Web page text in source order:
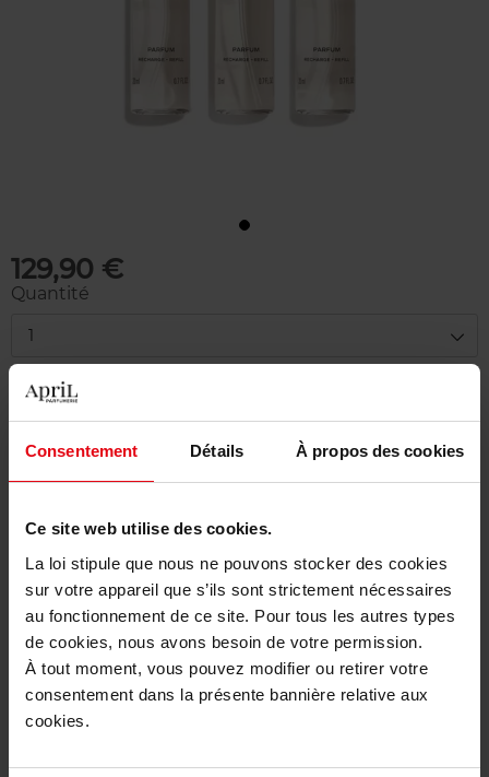
Consentement Détails À propos des cookies
Ce site web utilise des cookies.
La loi stipule que nous ne pouvons stocker des cookies
sur votre appareil que s’ils sont strictement nécessaires
au fonctionnement de ce site. Pour tous les autres types
de cookies, nous avons besoin de votre permission.
À tout moment, vous pouvez modifier ou retirer votre
consentement dans la présente bannière relative aux
cookies.
129,90 €
Quantité
1
Livraison
Cet article n'est plus disponible pour le moment
Livraison gratuite à partir de 50€
Retour gratuit dans votre magasin
Description